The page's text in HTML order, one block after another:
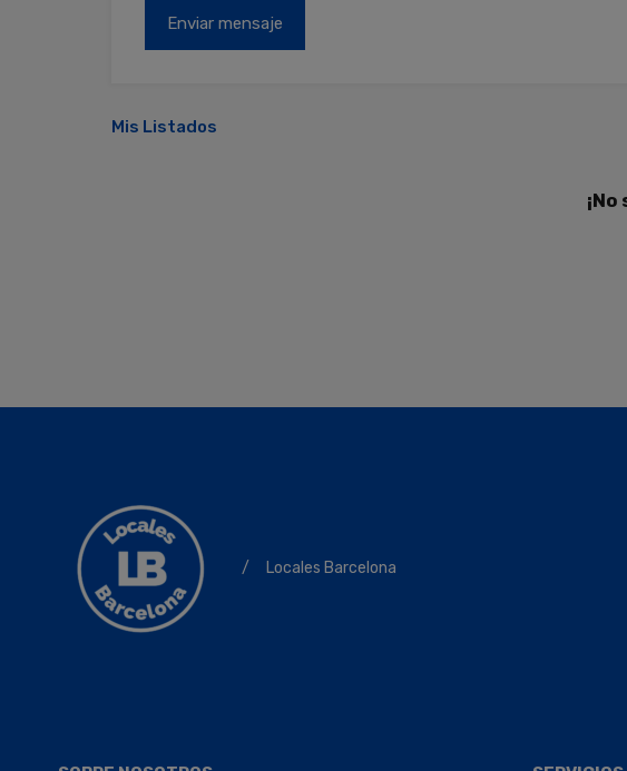
Mis Listados
/ Locales Barcelona